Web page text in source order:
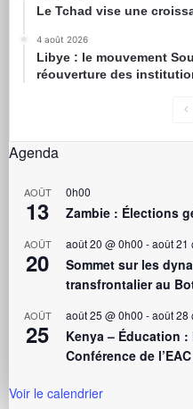
Le Tchad vise une
4 août 2026
Libye : le mouvement
réouverture des
Agenda
AOÛT
13
0h00
Zambie : Élections
AOÛT
20
août 20 @ 0h00 -août 21
Sommet sur les
transfrontalier au
AOÛT
25
août 25 @ 0h00 -août 28
Kenya – Éducation
Conférence de
Voir le calendrier